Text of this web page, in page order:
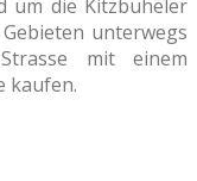
um die Kitzbüheler
unterwegs
mit einem
kaufen.